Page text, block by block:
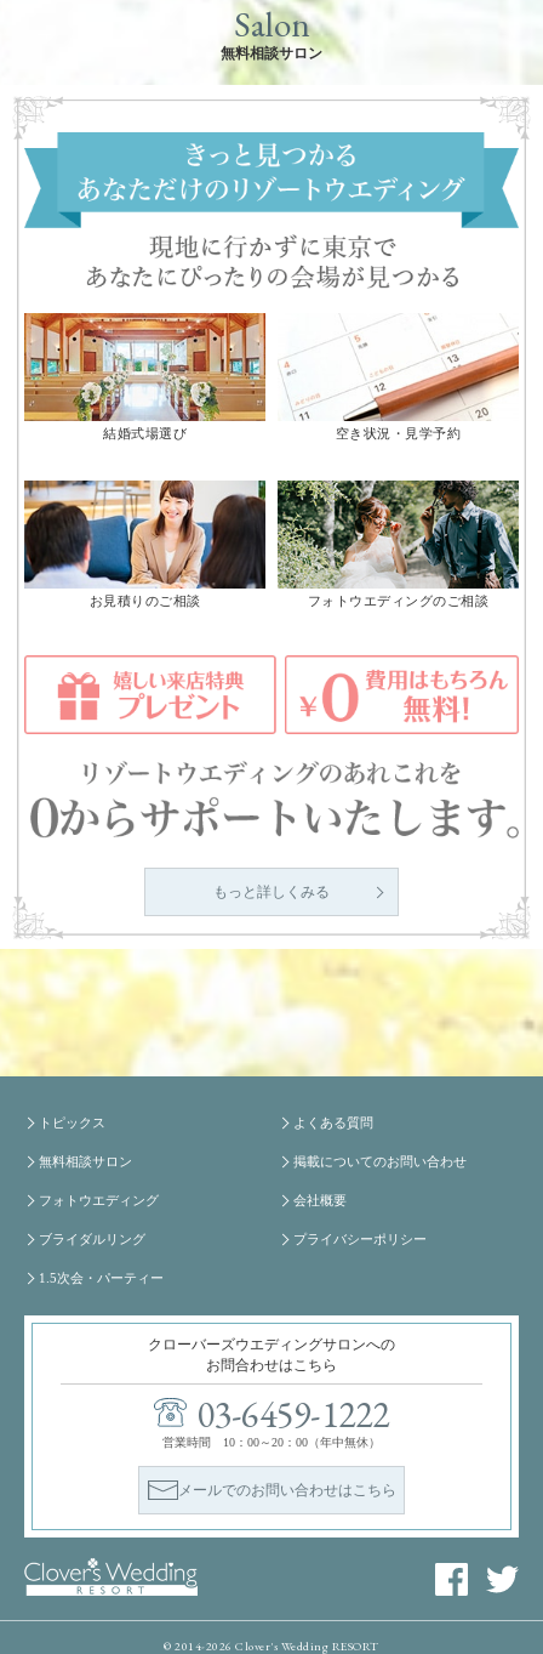
Salon
無料相談サロン
結婚式場選び 空き状況・見学予約
お見積りのご相談 フォトウエディングのご相談
もっと詳しくみる
トピックス
無料相談サロン
フォトウエディング
ブライダルリング
1.5次会・パーティー
よくある質問
掲載についてのお問い合わせ
会社概要
プライバシーポリシー
クローバーズウエディングサロンへの
お問合わせはこちら
03-6459-1222
営業時間 10：00～20：00（年中無休）
メールでのお問い合わせはこちら
© 2014-2026 Clover's Wedding RESORT